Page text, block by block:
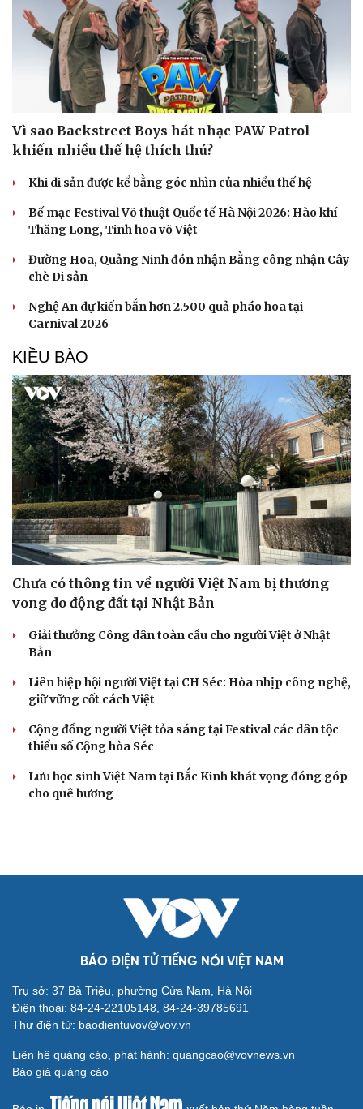
Cải chính
Vì sao Backstreet Boys hát nhạc PAW Patrol
khiến nhiều thế hệ thích thú?
Khi di sản được kể bằng góc nhìn của nhiều thế hệ
Bế mạc Festival Võ thuật Quốc tế Hà Nội 2026: Hào khí
Thăng Long, Tinh hoa võ Việt
Đường Hoa, Quảng Ninh đón nhận Bằng công nhận Cây
chè Di sản
Nghệ An dự kiến bắn hơn 2.500 quả pháo hoa tại
Carnival 2026
KIỀU BÀO
Chưa có thông tin về người Việt Nam bị thương
vong do động đất tại Nhật Bản
Giải thưởng Công dân toàn cầu cho người Việt ở Nhật
Bản
Liên hiệp hội người Việt tại CH Séc: Hòa nhịp công nghệ,
giữ vững cốt cách Việt
Cộng đồng người Việt tỏa sáng tại Festival các dân tộc
thiểu số Cộng hòa Séc
Lưu học sinh Việt Nam tại Bắc Kinh khát vọng đóng góp
cho quê hương
BÁO ĐIỆN TỬ TIẾNG NÓI VIỆT NAM
Trụ sở: 37 Bà Triệu, phường Cửa Nam, Hà Nội
Điện thoại: 84-24-22105148, 84-24-39785691
Thư điện tử: baodientuvov@vov.vn
Liên hệ quảng cáo, phát hành: quangcao@vovnews.vn
Báo giá quảng cáo